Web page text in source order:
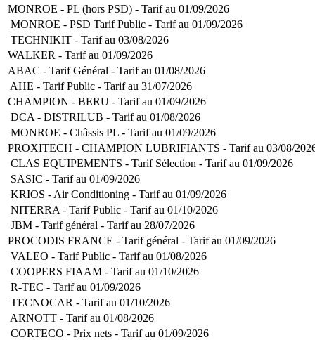
MONROE - PL (hors PSD) - Tarif au 01/09/2026
MONROE - PSD Tarif Public - Tarif au 01/09/2026
TECHNIKIT - Tarif au 03/08/2026
WALKER - Tarif au 01/09/2026
ABAC - Tarif Général - Tarif au 01/08/2026
AHE - Tarif Public - Tarif au 31/07/2026
CHAMPION - BERU - Tarif au 01/09/2026
DCA - DISTRILUB - Tarif au 01/08/2026
MONROE - Châssis PL - Tarif au 01/09/2026
PROXITECH - CHAMPION LUBRIFIANTS - Tarif au 03/08/
CLAS EQUIPEMENTS - Tarif Sélection - Tarif au 01/09/2026
SASIC - Tarif au 01/09/2026
KRIOS - Air Conditioning - Tarif au 01/09/2026
NITERRA - Tarif Public - Tarif au 01/10/2026
JBM - Tarif général - Tarif au 28/07/2026
PROCODIS FRANCE - Tarif général - Tarif au 01/09/2026
VALEO - Tarif Public - Tarif au 01/08/2026
COOPERS FIAAM - Tarif au 01/10/2026
R-TEC - Tarif au 01/09/2026
TECNOCAR - Tarif au 01/10/2026
ARNOTT - Tarif au 01/08/2026
CORTECO - Prix nets - Tarif au 01/09/2026